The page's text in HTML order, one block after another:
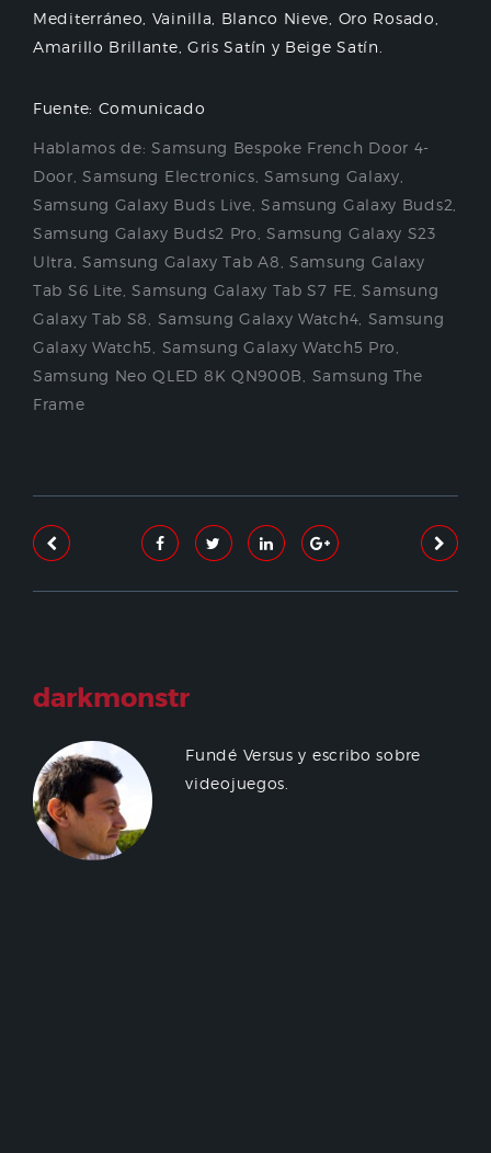
Mediterráneo, Vainilla, Blanco Nieve, Oro Rosado,
Amarillo Brillante, Gris Satín y Beige Satín.
Fuente: Comunicado
Hablamos de:Samsung Bespoke French Door 4-
Door ,Samsung Electronics Samsung Galaxy
Samsung Galaxy Buds Live ,Samsung Galaxy Buds2
Samsung Galaxy Buds2 Pro ,Samsung Galaxy S23
Ultra Samsung Galaxy Tab A8 ,Samsung Galaxy
Tab S6 Lite ,Samsung Galaxy Tab S7 FE ,Samsung
Galaxy Tab S8
Samsung Galaxy Watch4 Samsung
Galaxy Watch5
Samsung Galaxy Watch5 Pro
Samsung Neo QLED 8K QN900B
Samsung The
Frame
darkmonstr
Fundé Versus y escribo sobre
videojuegos.